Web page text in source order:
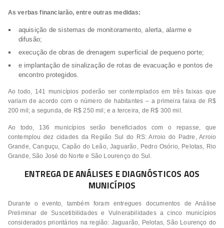
As verbas financiarão, entre outras medidas:
aquisição de sistemas de monitoramento, alerta, alarme e
difusão;
execução de obras de drenagem superficial de pequeno porte;
e implantação de sinalização de rotas de evacuação e pontos de
encontro protegidos.
Ao todo, 141 municípios poderão ser contemplados em três faixas que
variam de acordo com o número de habitantes – a primeira faixa de R$
200 mil; a segunda, de R$ 250 mil; e a terceira, de R$ 300 mil.
Ao todo, 136 municípios serão beneficiados com o repasse, que
contemplou dez cidades da Região Sul do RS: Arroio do Padre, Arroio
Grande, Canguçu, Capão do Leão, Jaguarão, Pedro Osório, Pelotas, Rio
Grande, São José do Norte e São Lourenço do Sul.
ENTREGA DE ANÁLISES E DIAGNÓSTICOS AOS
MUNICÍPIOS
Durante o evento, também foram entregues documentos de Análise
Preliminar de Suscetibilidades e Vulnerabilidades a cinco municípios
considerados prioritários na região: Jaguarão, Pelotas, São Lourenço do